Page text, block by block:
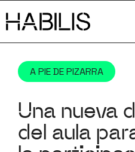
al
A PIE DE PIZARRA
Una nueva
del aula